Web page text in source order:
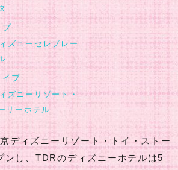
プ
ズニーセレブレー
イプ
ズニーリゾート・
リーホテル
ディズニーリゾート・トイ・ストー
ンし、TDRのディズニーホテルは5